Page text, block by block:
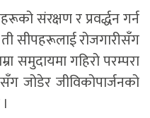
संरक्षण र प्रवर्द्धन गर्न
सीपहरूलाई रोजगारीसँग
समुदायमा गहिरो परम्परा
जोडेर जीविकोपार्जनको